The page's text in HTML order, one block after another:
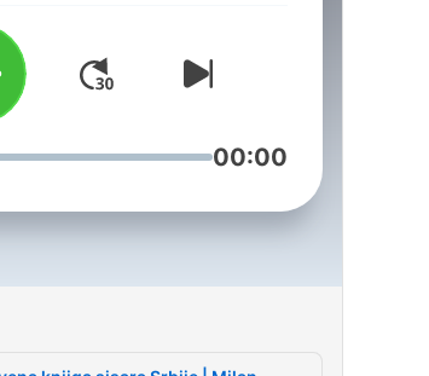
za identitetom,
pokušavajući da
na mnoga pitanja.
i putovanja,
potraga, moj
podcast je
00:00